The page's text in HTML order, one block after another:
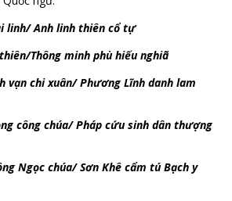
linh/ Anh linh thiên cổ tự
Thông minh phù hiếu nghiã
vạn chi xuân/ Phương Lĩnh danh lam
công chúa/ Pháp cứu sinh dân thượng
Ngọc chúa/ Sơn Khê cẩm tú Bạch y